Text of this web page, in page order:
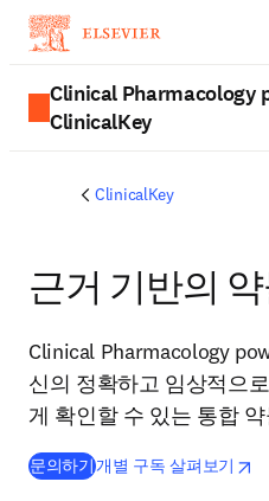
Clinical Pharmacology
ClinicalKey
ClinicalKey
근거 기반의
Clinical Pharmacology
신의 정확하고 임상적으
게 확인할 수 있는 통합
문의하기개별 구독 살펴보기 새
opens in new tab/window